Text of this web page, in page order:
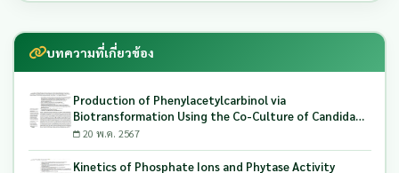
บทความที่เกี่ยวข้อง
Production of Phenylacetylcarbinol via
Biotransformation Using the Co-Culture of Candida
tropicalis TISTR 5306 and Saccharomyces cerevisiae
TISTR 5606 as the Biocatalyst
20 พ.ค. 2567
Kinetics of Phosphate Ions and Phytase Activity